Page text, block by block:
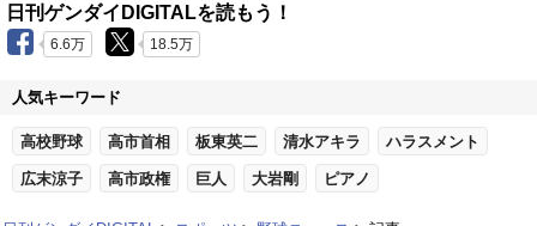
日刊ゲンダイDIGITALを読もう！
6.6万 18.5万
人気キーワード
高校野球 高市首相 板東英二 清水アキラ ハラスメント
広末涼子 高市政権 巨人 大岩剛 ピアノ